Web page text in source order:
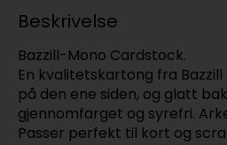
Beskrivelse
Bazzill-Mono Cardstock.
En kvalitetskartong fra
på den ene siden, og glatt
gjennomfarget og syrefri.
Passer perfekt til kort og